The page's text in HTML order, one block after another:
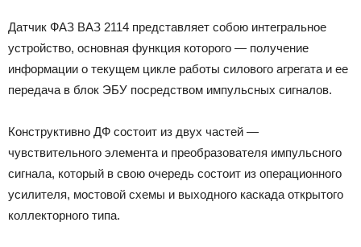
Датчик ФАЗ ВАЗ 2114 представляет собою интегральное
устройство, основная функция которого — получение
информации о текущем цикле работы силового агрегата и ее
передача в блок ЭБУ посредством импульсных сигналов.
Конструктивно ДФ состоит из двух частей —
чувствительного элемента и преобразователя импульсного
сигнала, который в свою очередь состоит из операционного
усилителя, мостовой схемы и выходного каскада открытого
коллекторного типа.